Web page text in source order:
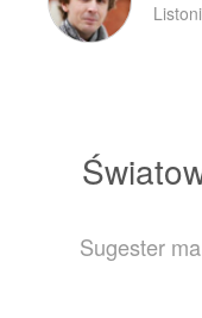
Sugester